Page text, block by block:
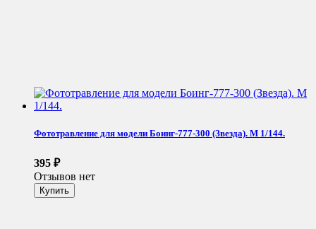
Фототравление для модели Боинг-777-300 (Звезда). М 1/144.
395 ₽
Отзывов нет